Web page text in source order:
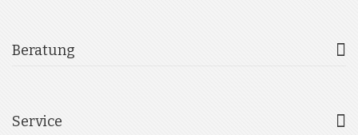
Beratung
Service